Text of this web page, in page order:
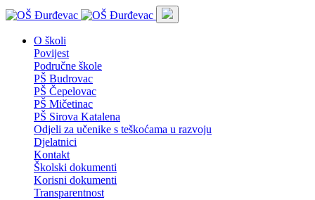
O školi
Povijest
Područne škole
PŠ Budrovac
PŠ Čepelovac
PŠ Mičetinac
PŠ Sirova Katalena
Odjeli za učenike s teškoćama u razvoju
Djelatnici
Kontakt
Školski dokumenti
Korisni dokumenti
Transparentnost